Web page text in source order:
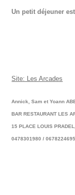
Un petit déjeuner
Site: Les Arcades
Annick, Sam et Yoann
BAR RESTAURANT LES
15 PLACE LOUIS
0478301980 / 0678224695